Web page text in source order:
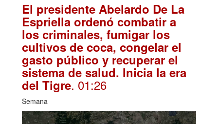
El presidente Abelardo De La
Espriella ordenó combatir a
los criminales, fumigar los
cultivos de coca, congelar el
gasto público y recuperar el
sistema de salud. Inicia la era
del Tigre. 01:26
Semana